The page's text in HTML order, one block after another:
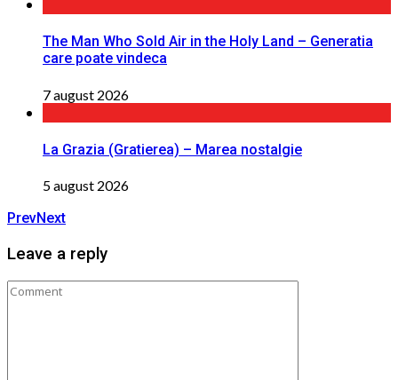
The Man Who Sold Air in the Holy Land – Generatia
care poate vindeca
7 august 2026
La Grazia (Gratierea) – Marea nostalgie
5 august 2026
PrevNext
Leave a reply